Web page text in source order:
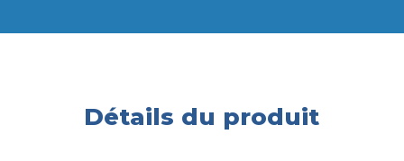
Détails du produit